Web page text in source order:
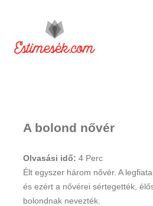
A bolond nővér
Olvasási idő: 4 Perc
Élt egyszer három nővér. A
és ezért a nővérei sértegették,
bolondnak nevezték.